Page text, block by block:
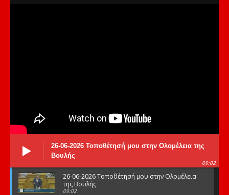
26-06-2026 Τοποθέτησή μου στην Ολομέλεια της
Βουλής
09:02
26-06-2026 Τοποθέτησή μου στην Ολομέλεια
της Βουλής
09:02